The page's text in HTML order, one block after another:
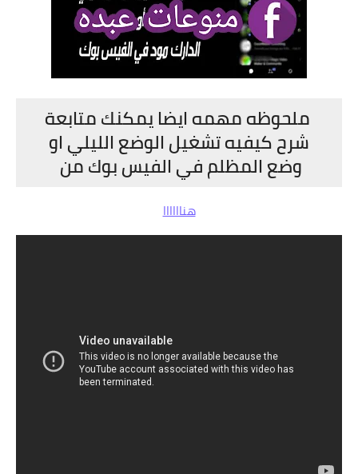
ملحوظه مهمه ايضا يمكنك متابعة
شرح كيفيه تشغيل الوضع الليلي او
وضع المظلم في الفيس بوك من
هناااااا